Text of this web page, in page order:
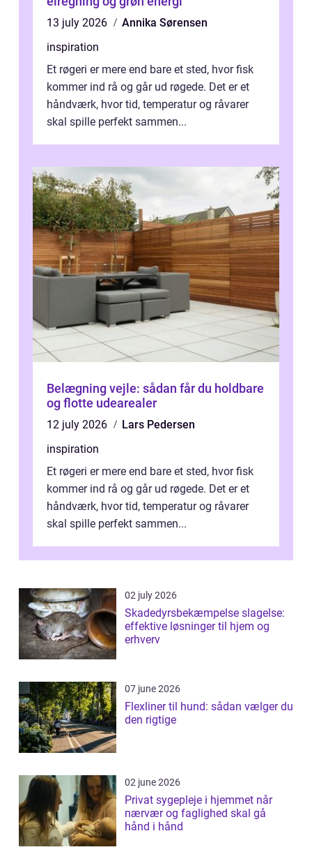
13 july 2026
Annika Sørensen
inspiration
Et røgeri er mere end bare et sted, hvor fisk
kommer ind rå og går ud røgede. Det er et
håndværk, hvor tid, temperatur og råvarer
skal spille perfekt sammen...
Belægning vejle: sådan får du holdbare
og flotte udearealer
12 july 2026
Lars Pedersen
inspiration
Et røgeri er mere end bare et sted, hvor fisk
kommer ind rå og går ud røgede. Det er et
håndværk, hvor tid, temperatur og råvarer
skal spille perfekt sammen...
02 july 2026
Skadedyrsbekæmpelse slagelse:
effektive løsninger til hjem og
erhverv
07 june 2026
Flexliner til hund: sådan vælger du
den rigtige
02 june 2026
Privat sygepleje i hjemmet når
nærvær og faglighed skal gå
hånd i hånd